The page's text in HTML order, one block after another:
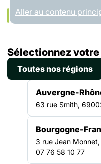
Panneau de gestion des
Aller au contenu
Accueil Liste des ressources
GUIDE PRATIQUE|29.01.2025
Se
Sélectionnez
Toutes nos régions
Auvergne-
63 rue Smith,
Bourgogne-
3 rue Jean
07 76 58 10 77